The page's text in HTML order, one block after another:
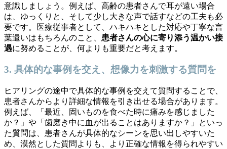
意識しましょう。例えば、高齢の患者さんで耳が遠い場合
は、ゆっくりと、そして少し大きな声で話すなどの工夫も必
要です。医療従事者として、ハキハキとした対応や丁寧な言
葉遣いはもちろんのこと、 患者さんの心に寄り添う温かい接
遇に努めることが、何よりも重要だと考えます。
3. 具体的な事例を交え、想像力を刺激する質問を
ヒアリングの途中で具体的な事例を交えて質問することで、
患者さんからより詳細な情報を引き出せる場合があります。
例えば、「最近、固いものを食べた時に痛みを感じました
か？」や「歯磨き中に血が出ることはありますか？」といっ
た質問は、患者さんが具体的なシーンを思い出しやすいた
め、漠然とした質問よりも、より正確な情報を得られやすい